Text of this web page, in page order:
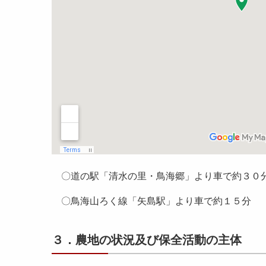
〇道の駅「清水の里・鳥海郷」より車で約３０
〇鳥海山ろく線「矢島駅」より車で約１５分
３．農地の状況及び保全活動の主体